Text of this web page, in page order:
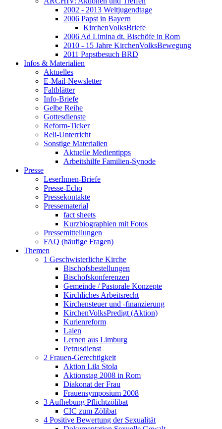
2002 - 2013 Weltjugendtage
2006 Papst in Bayern
KirchenVolksBriefe
2006 Ad Limina dt. Bischöfe in Rom
2010 - 15 Jahre KirchenVolksBewegung
2011 Papstbesuch BRD
Infos & Materialien
Aktuelles
E-Mail-Newsletter
Faltblätter
Info-Briefe
Gelbe Reihe
Gottesdienste
Reform-Ticker
Reli-Unterricht
Sonstige Materialien
Aktuelle Medientipps
Arbeitshilfe Familien-Synode
Presse
LeserInnen-Briefe
Presse-Echo
Pressekontakte
Pressematerial
fact sheets
Kurzbiographien mit Fotos
Pressemitteilungen
FAQ (häufige Fragen)
Themen
1 Geschwisterliche Kirche
Bischofsbestellungen
Bischofskonferenzen
Gemeinde / Pastorale Konzepte
Kirchliches Arbeitsrecht
Kirchensteuer und -finanzierung
KirchenVolksPredigt (Aktion)
Kurienreform
Laien
Lernen aus Limburg
Petrusdienst
2 Frauen-Gerechtigkeit
Aktion Lila Stola
Aktionstag 2008 in Rom
Diakonat der Frau
Frauensymposium 2008
3 Aufhebung Pflichtzölibat
CIC zum Zölibat
4 Positive Bewertung der Sexualität